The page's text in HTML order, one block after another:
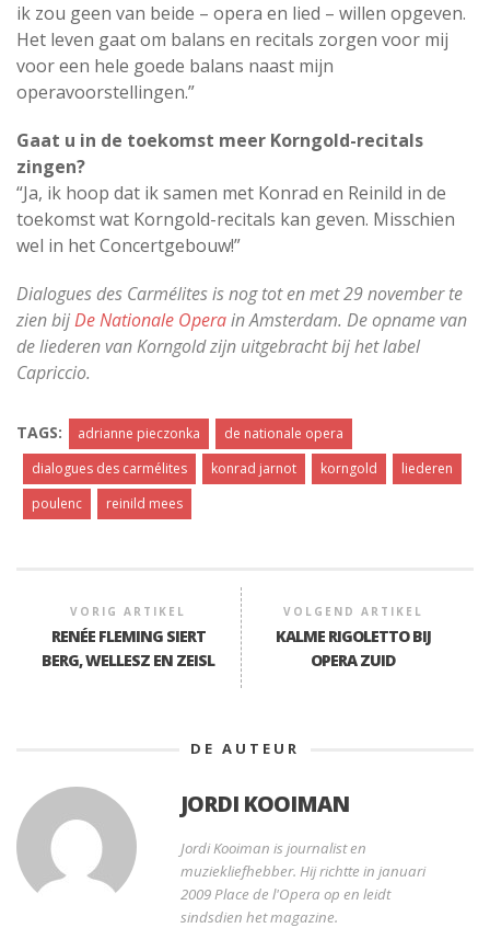
ik zou geen van beide – opera en lied – willen opgeven.
Het leven gaat om balans en recitals zorgen voor mij
voor een hele goede balans naast mijn
operavoorstellingen.”
Gaat u in de toekomst meer Korngold-recitals
zingen?
“Ja, ik hoop dat ik samen met Konrad en Reinild in de
toekomst wat Korngold-recitals kan geven. Misschien
wel in het Concertgebouw!”
Dialogues des Carmélites is nog tot en met 29 november te
zien bijDe Nationale Operain Amsterdam. De opname van
de liederen van Korngold zijn uitgebracht bij het label
Capriccio.
TAGS: adrianne pieczonka
de nationale opera
dialogues des carmélites
konrad jarnot korngold
liederen
poulenc
reinild mees
VORIG ARTIKEL
RENÉE FLEMING SIERT
BERG, WELLESZ EN ZEISL
VOLGEND ARTIKEL
KALME RIGOLETTO BIJ
OPERA ZUID
DE AUTEUR
JORDI KOOIMAN
Jordi Kooiman is journalist en
muziekliefhebber. Hij richtte in januari
2009 Place de l'Opera op en leidt
sindsdien het magazine.